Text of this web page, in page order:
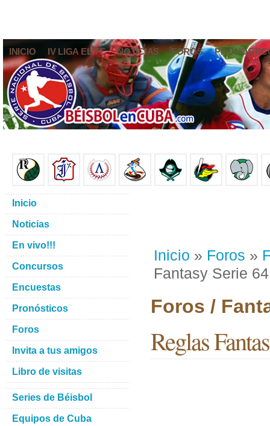
INICIO IV LIGA ELITE NOTICIAS FOROS
Inicio » Foros »
Fantasy Serie 64
Foros /
Reglas
Inicio
Noticias
En vivo!!!
Concursos
Encuestas
Pronósticos
Foros
Invita a tus amigos
Libro de visitas
Series de Béisbol
Equipos de Cuba